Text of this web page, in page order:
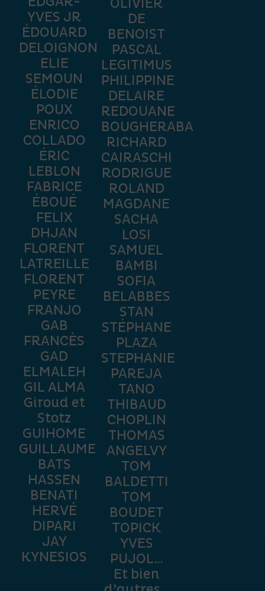
YVES JR
ÉDOUARD
DELOIGNON
ELIE
SEMOUN
ÉLODIE
POUX
ENRICO
COLLADO
ÉRIC
LEBLON
FABRICE
ÉBOUÉ
FELIX
DHJAN
FLORENT
LATREILLE
FLORENT
PEYRE
FRANJO
GAB
FRANCÈS
GAD
ELMALEH
GIL ALMA
Giroud et
Stotz
GUIHOME
GUILLAUME
BATS
HASSEN
BENATI
HERVÉ
DIPARI
JAY
KYNESIOS
OLIVIER
DE
BENOIST
PASCAL
LEGITIMUS
PHILIPPINE
DELAIRE
REDOUANE
BOUGHERABA
RICHARD
CAIRASCHI
RODRIGUE
ROLAND
MAGDANE
SACHA
LOSI
SAMUEL
BAMBI
SOFIA
BELABBES
STAN
STÉPHANE
PLAZA
STEPHANIE
PAREJA
TANO
THIBAUD
CHOPLIN
THOMAS
ANGELVY
TOM
BALDETTI
TOM
BOUDET
TOPICK
YVES
PUJOL…
Et bien